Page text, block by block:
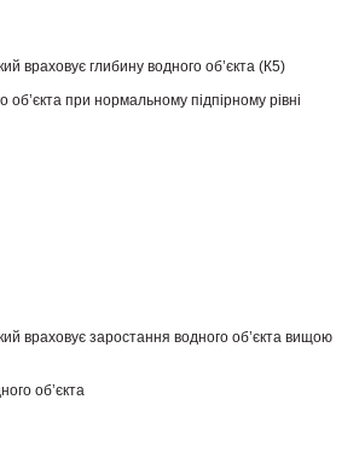
враховує глибину водного об’єкта (К5)
при нормальному підпірному рівні
враховує заростання водного об’єкта вищою
об’єкта